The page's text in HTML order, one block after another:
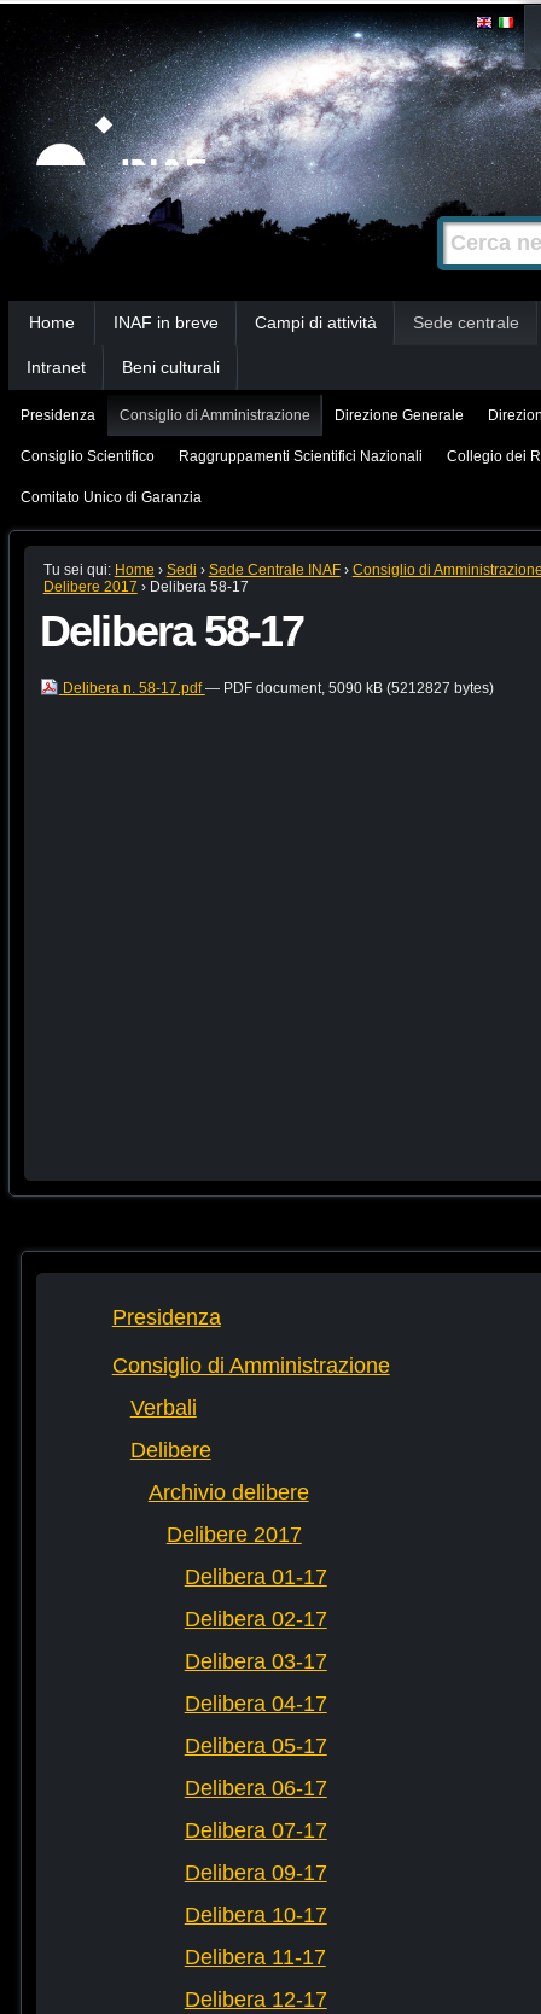
Strumenti
personali
Salta
contenuti.
|
Salta
alla
navigazione
Cerca nel
Ricerca
avanzata…
Home INAF in breve Campi di attività Sede centrale
Intranet Beni culturali
Presidenza Consiglio di Amministrazione Direzione Generale
Consiglio Scientifico Raggruppamenti Scientifici Nazionali Collegio dei
Comitato Unico di Garanzia
Tu sei qui: Home › Sedi › Sede Centrale INAF › Consiglio di
Delibere 2017 › Delibera 58-17
Delibera 58-17
Delibera n. 58-17.pdf— PDF document, 5090 kB (5212827 bytes)
Presidenza
Consiglio di Amministrazione
Verbali
Delibere
Archivio delibere
Delibere 2017
Delibera 01-17
Delibera 02-17
Delibera 03-17
Delibera 04-17
Delibera 05-17
Delibera 06-17
Delibera 07-17
Delibera 09-17
Delibera 10-17
Delibera 11-17
Delibera 12-17